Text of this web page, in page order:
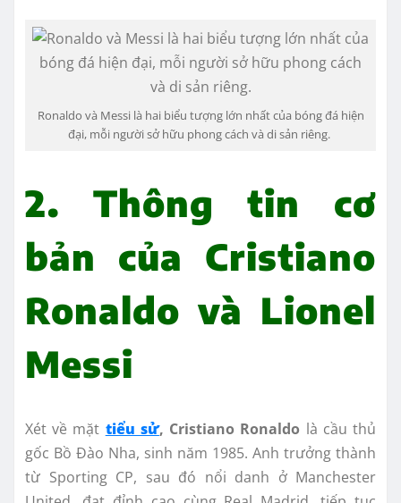
Ronaldo và Messi là hai biểu tượng lớn nhất của bóng đá hiện
đại, mỗi người sở hữu phong cách và di sản riêng.
2. Thông tin cơ
bản của Cristiano
Ronaldo và Lionel
Messi
Xét về mặt tiểu sử, Cristiano Ronaldo là cầu thủ
gốc Bồ Đào Nha, sinh năm 1985. Anh trưởng thành
từ Sporting CP, sau đó nổi danh ở Manchester